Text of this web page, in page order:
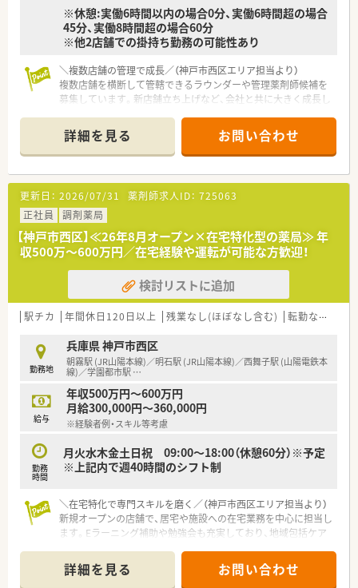
※休憩:実働6時間以内の場合0分、実働6時間超の場合
45分、実働8時間超の場合60分
※他2店舗での掛持ち勤務の可能性あり
＼複数店舗の管理で成長／（神戸市西区エリア担当より）
複数店舗を横断して管轄できるラウンダーや管理薬剤師候補を
募集しています。新店舗立ち上げなど、会社と共に大きく成長し
【店舗情報と応需状況について】
■最寄りの伊川谷駅からはバスで10分ほどの距離に位置してお
り、マイカーでのご通勤も可能な店舗です。
■総合病院の門前薬局として、内科や整形外科をはじめ眼科など
幅広い科目の処方箋を応需しております。
■1日あたり60枚から70枚ほどの処方箋を受け付けており、施設
や個人向けの在宅業務にも注力しています。
【募集背景と求める人物像について】
■複数店舗を包括的に管理できる人材を急募しており、将来の体
制強化を見据えた増員募集となります。
■これまでのご経験を活かし、店舗運営を牽引しながらラウンダ
ーとして活躍していただける方を求めています。
を築きながら業務に取り組める方を歓迎します。
【法人特徴について】
■大手医療福祉グループを母体として設立された企業であり、非
常に安定した経営基盤を持っているのが魅力です。
■医師や看護師など多職種と連携し、一つのチームとして患者様
に質の高い医療サービスを提供しております。
■今後も関西圏を中心に新規店舗の出店を計画しており、会社と
共に成長していく喜びを感じられる環境です。
■ラウンダーや管理薬剤師候補としての募集となり、ご経験に応
じて年収650万円までご相談が可能です。
■単身者向けの社員寮を完備しており、月額15000円から利用で
■グループが運営する提携保育園を利用することができ、子育て
中の方も安心して長く働ける環境が整っています。
詳細を見る お問い合わせ
更新日： 2026/07/31 薬剤師求人ID： 725063
正社員
調剤薬局
【神戸市西区】≪26年8月オープン×在宅特化型の薬局≫ 年
収500万～600万円／在宅経験や運転が可能な方歓迎！
検討リストに追加
駅チカ 年間休日120日以上 残業なし(ほぼなし含む) 転勤なし
勤務地
兵庫県 神戸市西区
朝霧駅 (JR山陽本線)／明石駅 (JR山陽本線)／西舞子駅 (山陽電鉄本
線)／学園都市駅 …
給与
年収500万円～600万円
月給300,000円～360,000円
※経験者例・スキル等考慮
勤務
時間
月火水木金土日祝 09:00～18:00（休憩60分）※予定
※上記内で週40時間のシフト制
＼在宅特化で専門スキルを磨く／（神戸市西区エリア担当より）
新規オープンの店舗で、居宅や施設への在宅業務を中心に担当し
ます。Eラーニング補助や勉強会も充実しており、地域包括ケア
＊------------------------------------------＊
詳細を見る お問い合わせ